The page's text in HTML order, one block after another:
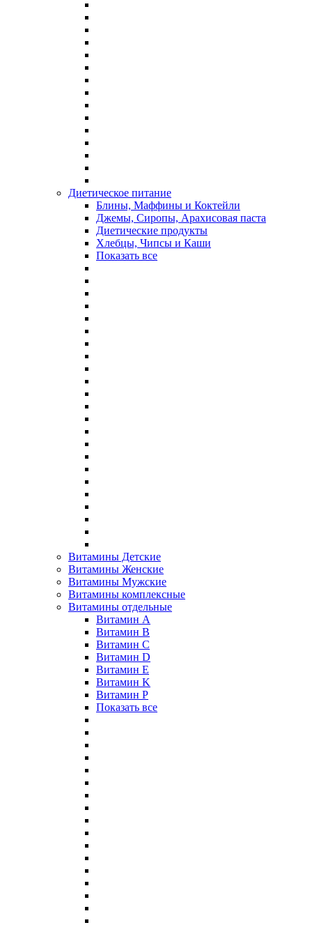
Диетическое питание
Блины, Маффины и Коктейли
Джемы, Сиропы, Арахисовая паста
Диетические продукты
Хлебцы, Чипсы и Каши
Показать все
Витамины Детские
Витамины Женские
Витамины Мужские
Витамины комплексные
Витамины отдельные
Витамин A
Витамин B
Витамин C
Витамин D
Витамин E
Витамин K
Витамин P
Показать все